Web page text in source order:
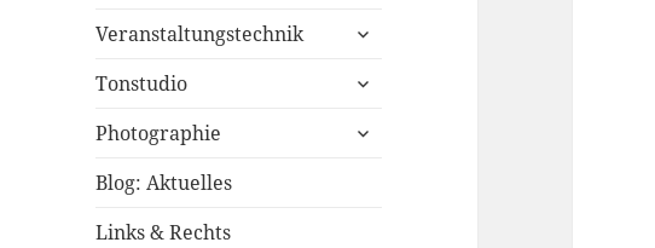
Veranstaltungstechnik
untermenü
Tonstudio
untermenü
Photographie
untermenü
Blog: Aktuelles
Links & Rechts